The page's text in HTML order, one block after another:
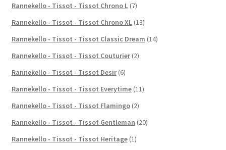
Rannekello - Tissot - Tissot Chrono L (7)
Rannekello - Tissot - Tissot Chrono XL (13)
Rannekello - Tissot - Tissot Classic Dream (14)
Rannekello - Tissot - Tissot Couturier (2)
Rannekello - Tissot - Tissot Desir (6)
Rannekello - Tissot - Tissot Everytime (11)
Rannekello - Tissot - Tissot Flamingo (2)
Rannekello - Tissot - Tissot Gentleman (20)
Rannekello - Tissot - Tissot Heritage (1)